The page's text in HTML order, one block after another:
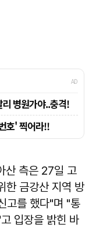
산 측은 27일 고
한 금강산 지역 방
고를 했다"며 "통
입장을 밝힌 바